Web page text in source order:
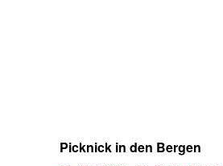
Picknick in den Bergen